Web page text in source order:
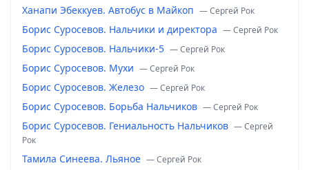
Ханапи Эбеккуев. Автобус в Майкоп — Сергей Рок
Борис Суросевов. Нальчики и директора — Сергей Рок
Борис Суросевов. Нальчики-5 — Сергей Рок
Борис Суросевов. Мухи — Сергей Рок
Борис Суросевов. Железо — Сергей Рок
Борис Суросевов. Борьба Нальчиков — Сергей Рок
Борис Суросевов. Гениальность Нальчиков — Сергей
Рок
Тамила Синеева. Льяное — Сергей Рок